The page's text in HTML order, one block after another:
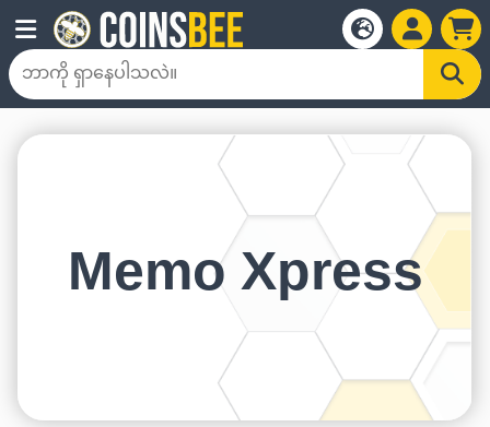
Memo Xpress